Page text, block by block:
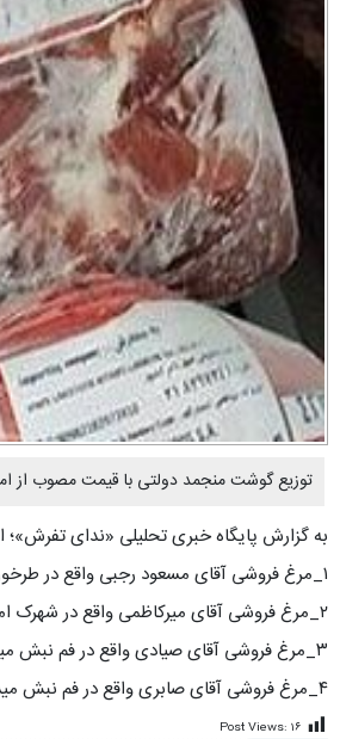
توزیع گوشت منجمد دولتی با قیمت مصوب از
به گزارش پایگاه خبری تحلیلی «ندای تفرش»؛ از امروز توزیع
۱_مرغ فروشی آقای مسعود رجبی واقع در طرخوران خیابان امام خمینی(ره)
۲_مرغ فروشی آقای میرکاظمی واقع در شهرک امام خمینی(ره) بلوار پاسداران
۳_مرغ فروشی آقای صیادی واقع در فم نبش میدام باغ ملی
۴_مرغ فروشی آقای صابری واقع در فم نبش میدان باغ ملی
Post Views: ۱۶